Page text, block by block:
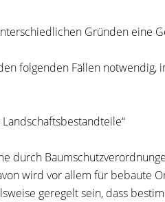
Gründen eine
folgenden Fällen
durch
wird vor allem für bebaute
geregelt sein, dass